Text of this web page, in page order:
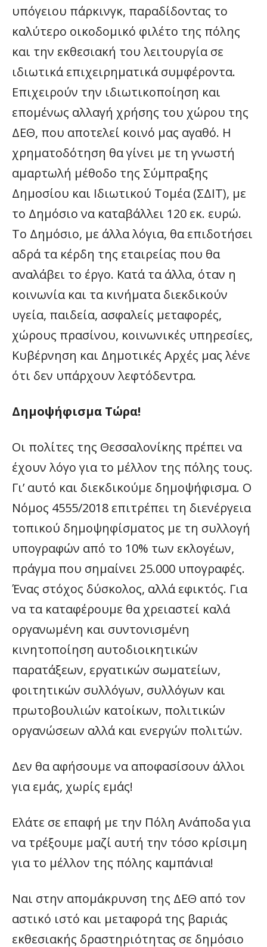
υπόγειου πάρκινγκ, παραδίδοντας το
καλύτερο οικοδομικό φιλέτο της πόλης
και την εκθεσιακή του λειτουργία σε
ιδιωτικά επιχειρηματικά συμφέροντα.
Επιχειρούν την ιδιωτικοποίηση και
επομένως αλλαγή χρήσης του χώρου της
ΔΕΘ, που αποτελεί κοινό μας αγαθό. Η
χρηματοδότηση θα γίνει με τη γνωστή
αμαρτωλή μέθοδο της Σύμπραξης
Δημοσίου και Ιδιωτικού Τομέα (ΣΔΙΤ), με
το Δημόσιο να καταβάλλει 120 εκ. ευρώ.
Το Δημόσιο, με άλλα λόγια, θα επιδοτήσει
αδρά τα κέρδη της εταιρείας που θα
αναλάβει το έργο. Κατά τα άλλα, όταν η
κοινωνία και τα κινήματα διεκδικούν
υγεία, παιδεία, ασφαλείς μεταφορές,
χώρους πρασίνου, κοινωνικές υπηρεσίες,
Κυβέρνηση και Δημοτικές Αρχές μας λένε
ότι δεν υπάρχουν λεφτόδεντρα.
Δημοψήφισμα Τώρα!
Οι πολίτες της Θεσσαλονίκης πρέπει να
έχουν λόγο για το μέλλον της πόλης τους.
Γι’ αυτό και διεκδικούμε δημοψήφισμα. Ο
Νόμος 4555/2018 επιτρέπει τη διενέργεια
τοπικού δημοψηφίσματος με τη συλλογή
υπογραφών από το 10% των εκλογέων,
πράγμα που σημαίνει 25.000 υπογραφές.
Ένας στόχος δύσκολος, αλλά εφικτός. Για
να τα καταφέρουμε θα χρειαστεί καλά
οργανωμένη και συντονισμένη
κινητοποίηση αυτοδιοικητικών
παρατάξεων, εργατικών σωματείων,
φοιτητικών συλλόγων, συλλόγων και
πρωτοβουλιών κατοίκων, πολιτικών
οργανώσεων αλλά και ενεργών πολιτών.
Δεν θα αφήσουμε να αποφασίσουν άλλοι
για εμάς, χωρίς εμάς!
Ελάτε σε επαφή με την Πόλη Ανάποδα για
να τρέξουμε μαζί αυτή την τόσο κρίσιμη
για το μέλλον της πόλης καμπάνια!
Ναι στην απομάκρυνση της ΔΕΘ από τον
αστικό ιστό και μεταφορά της βαριάς
εκθεσιακής δραστηριότητας σε δημόσιο